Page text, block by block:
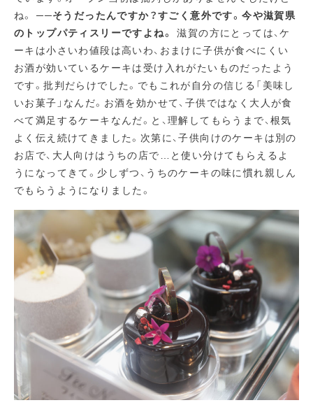
ね。──そうだったんですか？すごく意外です。今や滋賀県
のトップパティスリーですよね。
滋賀の方にとっては、ケ
ーキは小さいわ値段は高いわ、おまけに子供が食べにくい
お酒が効いているケーキは受け入れがたいものだったよう
です。批判だらけでした。でもこれが自分の信じる「美味し
いお菓子」なんだ。お酒を効かせて、子供ではなく大人が食
べて満足するケーキなんだ。と、理解してもらうまで、根気
よく伝え続けてきました。次第に、子供向けのケーキは別の
お店で、大人向けはうちの店で…と使い分けてもらえるよ
うになってきて。少しずつ、うちのケーキの味に慣れ親しん
でもらうようになりました。